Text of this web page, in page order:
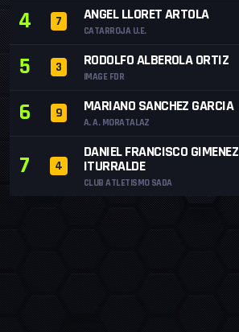
4 7 ANGEL LLORET ARTOLA
CATARROJA U.E.
5 3 RODOLFO ALBEROLA ORTIZ
IMAGE FDR
6 9 MARIANO SANCHEZ GARCIA
A. A. MORATALAZ
7 4
DANIEL FRANCISCO GIMENEZ
ITURRALDE
CLUB ATLETISMO SADA